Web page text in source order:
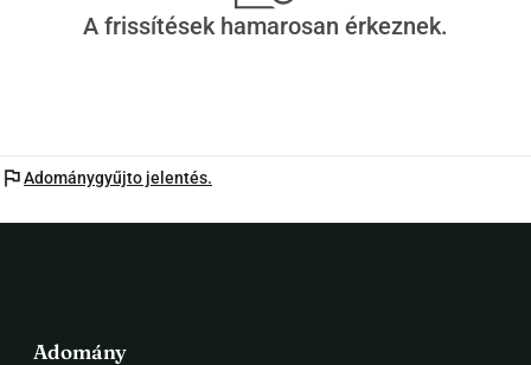
A frissítések hamarosan érkeznek.
flagAdománygyűjto jelentés.
Adomány